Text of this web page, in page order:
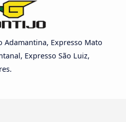
Adamantina, Expresso Mato
Expresso São Luiz,